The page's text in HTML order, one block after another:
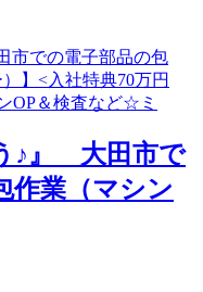
♪』 大田市で
作業（マシン